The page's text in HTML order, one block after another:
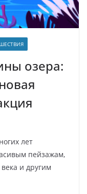
озера:
лет
пейзажам,
и другим